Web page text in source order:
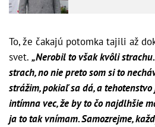
To, že čakajú potomka tajili až
svet. „Nerobil to však kvôli
strach, no nie preto som si to
strážim, pokiaľ sa dá, a
intímna vec, že by to čo najdlhšie
ja to tak vnímam. Samozrejme,